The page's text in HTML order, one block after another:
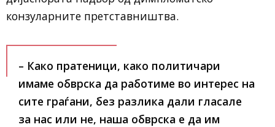
конзуларните претставништва.
– Како пратеници, како политичари
имаме обврска да работиме во интерес на
сите граѓани, без разлика дали гласале
за нас или не, наша обврска е да им